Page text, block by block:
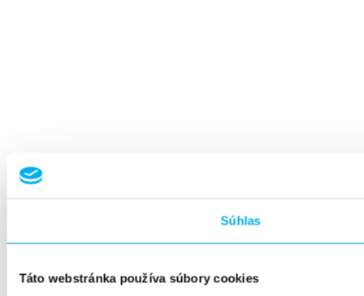
Súhlas
Táto webstránka používa súbory cookies